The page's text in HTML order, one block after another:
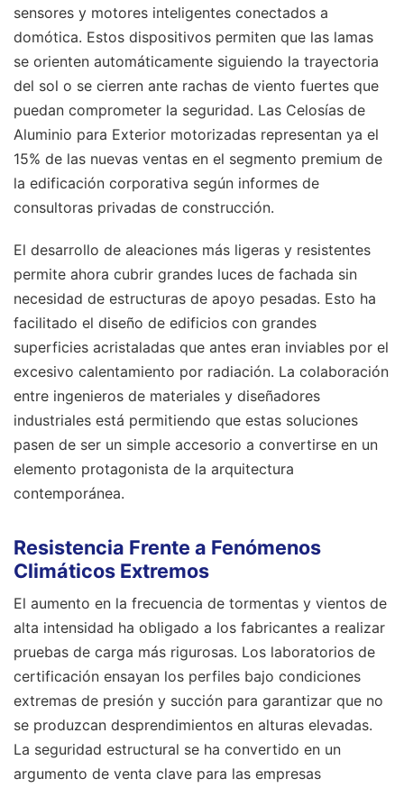
sensores y motores inteligentes conectados a
domótica. Estos dispositivos permiten que las lamas
se orienten automáticamente siguiendo la trayectoria
del sol o se cierren ante rachas de viento fuertes que
puedan comprometer la seguridad. Las Celosías de
Aluminio para Exterior motorizadas representan ya el
15% de las nuevas ventas en el segmento premium de
la edificación corporativa según informes de
consultoras privadas de construcción.
El desarrollo de aleaciones más ligeras y resistentes
permite ahora cubrir grandes luces de fachada sin
necesidad de estructuras de apoyo pesadas. Esto ha
facilitado el diseño de edificios con grandes
superficies acristaladas que antes eran inviables por el
excesivo calentamiento por radiación. La colaboración
entre ingenieros de materiales y diseñadores
industriales está permitiendo que estas soluciones
pasen de ser un simple accesorio a convertirse en un
elemento protagonista de la arquitectura
contemporánea.
Resistencia Frente a Fenómenos
Climáticos Extremos
El aumento en la frecuencia de tormentas y vientos de
alta intensidad ha obligado a los fabricantes a realizar
pruebas de carga más rigurosas. Los laboratorios de
certificación ensayan los perfiles bajo condiciones
extremas de presión y succión para garantizar que no
se produzcan desprendimientos en alturas elevadas.
La seguridad estructural se ha convertido en un
argumento de venta clave para las empresas